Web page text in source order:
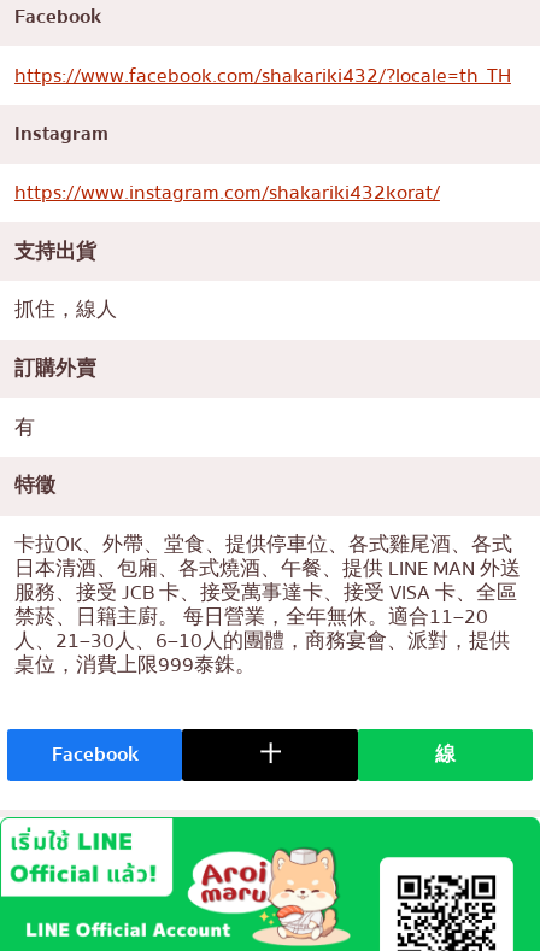
Facebook
https://www.facebook.com/shakariki432/?locale=th_TH
Instagram
https://www.instagram.com/shakariki432korat/
支持出貨
抓住，線人
訂購外賣
有
特徵
卡拉OK、外帶、堂食、提供停車位、各式雞尾酒、各式
日本清酒、包廂、各式燒酒、午餐、提供 LINE MAN 外送
服務、接受 JCB 卡、接受萬事達卡、接受 VISA 卡、全區
禁菸、日籍主廚。 每日營業，全年無休。適合11–20
人、21–30人、6–10人的團體，商務宴會、派對，提供
桌位，消費上限999泰銖。
Facebook 十 線